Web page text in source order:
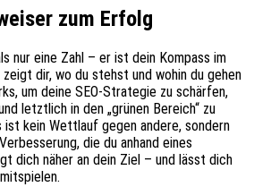
zum Erfolg
nur eine Zahl – er ist dein Kompass im
dir, wo du stehst und wohin du gehen
um deine SEO-Strategie zu schärfen,
letztlich in den „grünen Bereich“ zu
ist kein Wettlauf gegen andere, sondern
die du anhand eines
dich näher an dein Ziel – und lässt dich